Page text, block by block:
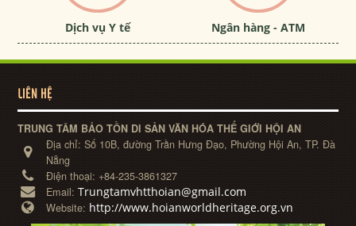
Dịch vụ Y tế Ngân hàng - ATM
LIÊN HỆ
TRUNG TÂM BẢO TỒN DI SẢN VĂN HÓA THẾ GIỚI HỘI AN
Địa chỉ:Số 10B, đường Trần Hưng Đạo, Phường Hội An, TP. Đà
Nẵng
Điện thoại: +84-235-3861327
Email:Trungtamvhtthoian@gmail.com
Website: http://www.hoianworldheritage.org.vn